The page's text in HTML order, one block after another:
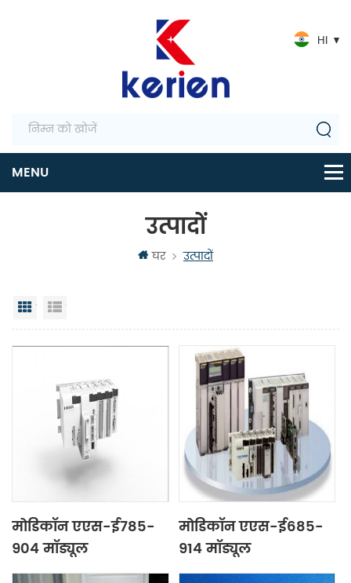
HI
उत्पादों
घर उत्पादों
जालक दृश्य
मोडिकॉन एएस-ई785-
904 मॉड्यूल
मोडिकॉन एएस-ई685-
914 मॉड्यूल